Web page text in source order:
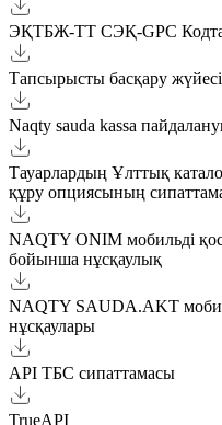
ЭҚТБЖ-ТТ СЭҚ-GPC
Тапсырысты басқару
Naqty sauda kassa
Тауарлардың Ұлттық
құру опциясының
NAQTY ONIM мобильді
бойынша нұсқаулық
NAQTY SAUDA.AKT
нұсқаулары
API ТБС сипаттамасы
TrueAPI